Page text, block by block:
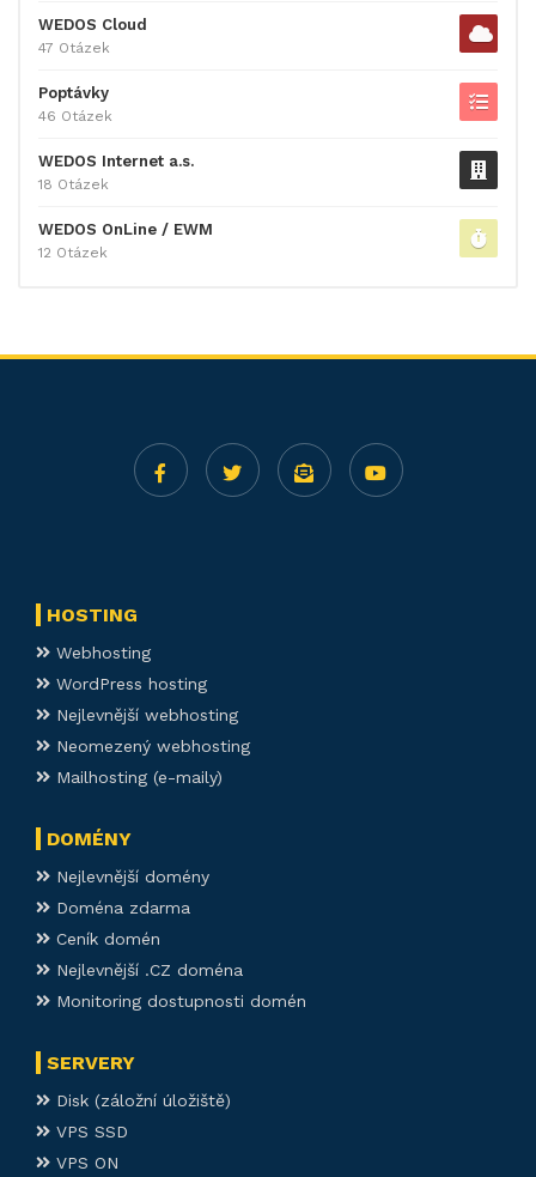
WEDOS Cloud
47 Otázek
Poptávky
46 Otázek
WEDOS Internet a.s.
18 Otázek
WEDOS OnLine / EWM
12 Otázek
HOSTING
Webhosting
WordPress hosting
Nejlevnější webhosting
Neomezený webhosting
Mailhosting (e-maily)
DOMÉNY
Nejlevnější domény
Doména zdarma
Ceník domén
Nejlevnější .CZ doména
Monitoring dostupnosti domén
SERVERY
Disk (záložní úložiště)
VPS SSD
VPS ON